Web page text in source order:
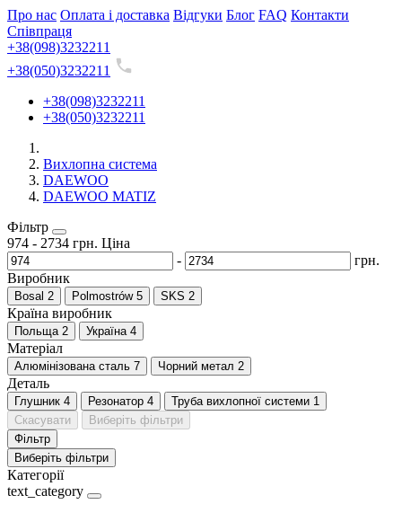
Про нас Оплата і доставка Відгуки Блог FAQ Контакти
Співпраця
+38(098)3232211
+38(050)3232211
+38(098)3232211
+38(050)3232211
Вихлопна система
DAEWOO
DAEWOO MATIZ
Фільтр
974 - 2734 грн. Ціна
-
грн.
Виробник
Bosal 2 Polmostrów 5 SKS 2
Країна виробник
Польща 2 Україна 4
Матеріал
Алюмінізована сталь 7 Чорний метал 2
Деталь
Глушник 4 Резонатор 4 Труба вихлопної системи 1
Скасувати
Виберіть фільтри
Фільтр
Виберіть фільтри
Категорії
text_category